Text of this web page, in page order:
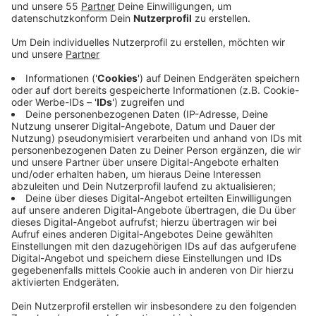
Reisepässe nicht nur abholen, sondern auch
beantragen.
Veröffentlicht:Samstag, 22.05.2021 11:11
Anzeige
Die Stadt weist darauf hin, dass es keine festen
Termine geben wird und bittet darum, die
Hygieneregeln einzuhalten. Schon am Donnerstag
(2005) konnten sich die Wülfrather bereits beantragte
Ausweise an einem Schalter im Rathaus abholen. Dabei
wurden nach Angaben der Stadt knapp 100 Ausweise
abgeholt.
Mai (8:00– 12:00 Uhr) und Samstag den 05. Juni (8:00